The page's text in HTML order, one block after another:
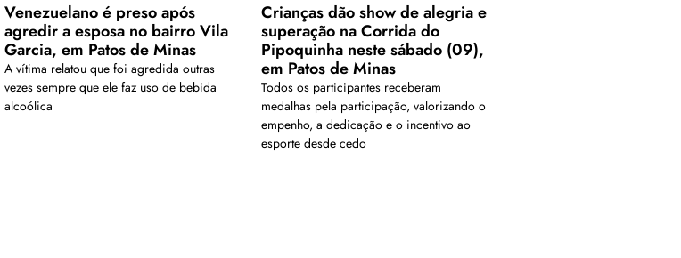
Venezuelano é preso após
agredir a esposa no bairro Vila
Garcia, em Patos de Minas
A vítima relatou que foi agredida outras
vezes sempre que ele faz uso de bebida
alcoólica
Crianças dão show de alegria e
superação na Corrida do
Pipoquinha neste sábado (09),
em Patos de Minas
Todos os participantes receberam
medalhas pela participação, valorizando o
empenho, a dedicação e o incentivo ao
esporte desde cedo